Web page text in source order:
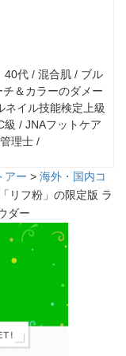
40代 / 混合肌 / ブル
＆カラーのダメー
ネイル技能検定上級
/ JNAフットケア
理士 /
アー > 海外・国内コ
リフ粉」の限定版 ラ
ダー